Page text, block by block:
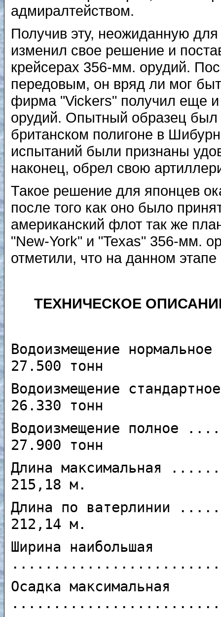
адмиралтейством.
Получив эту, неожиданную
изменил свое решение и
крейсерах 356-мм. орудий.
передовым, он вряд ли мог
фирма "Vickers" получил еще и
орудий. Опытный образец был
британском полигоне в
испытаний были признаны
наконец, обрел свою
Такое решение для японцев
после того как оно было
американский флот так же
"New-York" и "Texas" 356-мм.
отметили, что на данном
ТЕХНИЧЕСКОЕ
Водоизмещение
27.500 тонн
Водоизмещение
26.330 тонн
Водоизмещение
27.900 тонн
Длина
215,18 м.
Длина по
212,14 м.
Ширина наибольшая
Осадка максимальная